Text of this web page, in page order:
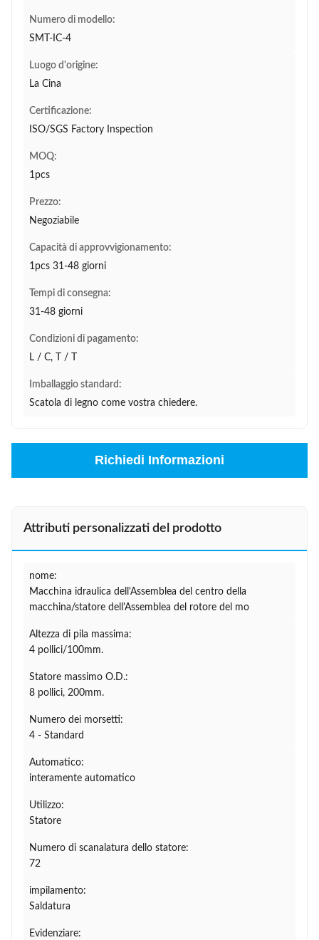
Numero di modello:
SMT-IC-4
Luogo d'origine:
La Cina
Certificazione:
ISO/SGS Factory Inspection
MOQ:
1pcs
Prezzo:
Negoziabile
Capacità di approvvigionamento:
1pcs 31-48 giorni
Tempi di consegna:
31-48 giorni
Condizioni di pagamento:
L / C, T / T
Imballaggio standard:
Scatola di legno come vostra chiedere.
Richiedi Informazioni
Attributi personalizzati del prodotto
nome:
Macchina idraulica dell'Assemblea del centro della
macchina/statore dell'Assemblea del rotore del mo
Altezza di pila massima:
4 pollici/100mm.
Statore massimo O.D.:
8 pollici, 200mm.
Numero dei morsetti:
4 - Standard
Automatico:
interamente automatico
Utilizzo:
Statore
Numero di scanalatura dello statore:
72
impilamento:
Saldatura
Evidenziare: